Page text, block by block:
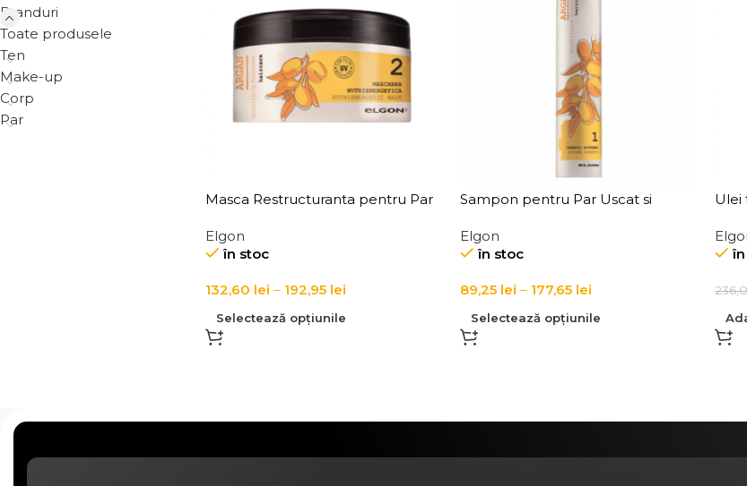
Branduri
Toate produsele
Ten
Make-up
Corp
Par
Masca Restructuranta pentru Par
Nutrienergetic Mask
Elgon
în stoc
132,60 lei – 192,95 lei
Selectează opțiunile
Sampon pentru Par Uscat si
Shampoo
Elgon
în stoc
89,25 lei – 177,65 lei
Selectează opțiunile
Ulei